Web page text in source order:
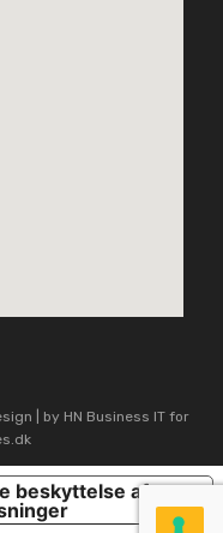
| by HN Business IT for
beskyttelse af